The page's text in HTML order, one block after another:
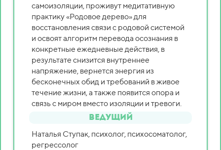
самоизоляции, проживут медитативную
практику «Родовое дерево» для
восстановления связи с родовой системой
и освоят алгоритм перевода осознания в
конкретные ежедневные действия, в
результате снизится внутреннее
напряжение, вернется энергия из
бесконечных обид и требований в живое
течение жизни, а также появится опора и
связь с миром вместо изоляции и тревоги.
Ведущий
Наталья Ступак, психолог, психосоматолог,
регрессолог